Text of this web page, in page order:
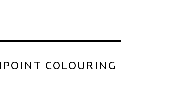
COLOURING